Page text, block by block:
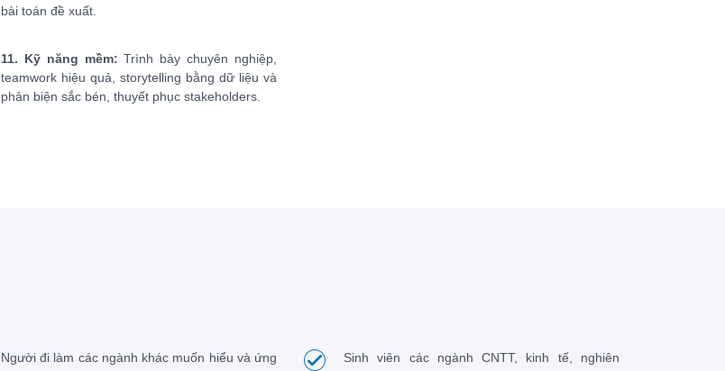
bài toán đề xuất.
11. Kỹ năng mềm: Trình bày chuyên nghiệp,
teamwork hiệu quả, storytelling bằng dữ liệu và
phản biện sắc bén, thuyết phục stakeholders.
Người đi làm các ngành khác muốn hiểu và ứng
Sinh viên các ngành CNTT, kinh tế, nghiên